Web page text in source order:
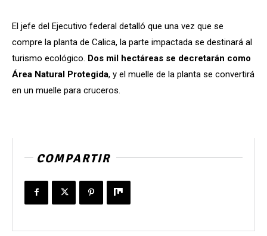
El jefe del Ejecutivo federal detalló que una vez que se
compre la planta de Calica, la parte impactada se destinará al
turismo ecológico. Dos mil hectáreas se decretarán como
Área Natural Protegida, y el muelle de la planta se convertirá
en un muelle para cruceros.
COMPARTIR